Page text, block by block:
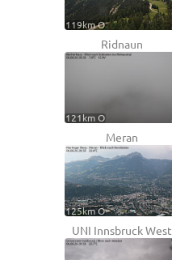
119km O
Ridnaun
121km O
Meran
125km O
UNI Innsbruck West